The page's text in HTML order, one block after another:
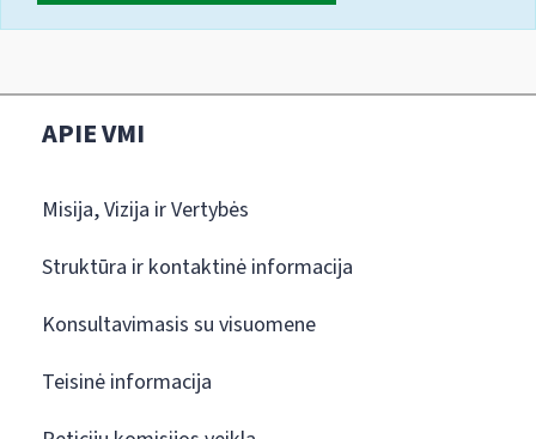
APIE VMI
Misija, Vizija ir Vertybės
Struktūra ir kontaktinė informacija
Konsultavimasis su visuomene
Teisinė informacija